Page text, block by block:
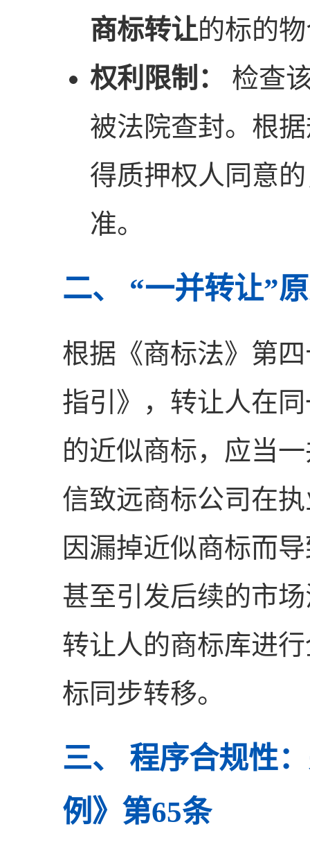
商标转让的标的
权利限制：
检查
被法院查封。根
得质押权人同意
准。
二、 “一并转让”
根据《商标法》第
指引》，转让人在
的近似商标，应当
信致远商标公司在
因漏掉近似商标而
甚至引发后续的市
转让人的商标库进
标同步转移。
三、 程序合规性
例》第65条